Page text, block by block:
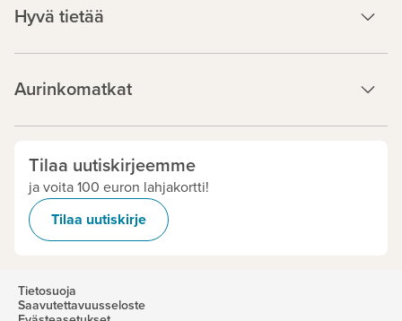
Hyvä tietää
Aurinkomatkat
Tilaa uutiskirjeemme
ja voita 100 euron lahjakortti!
Tilaa uutiskirje
Tietosuoja
Saavutettavuusseloste